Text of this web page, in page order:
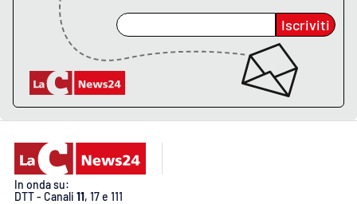
Lacapitalenews.it
Ilreggino.it
Cosenzachannel.it
Ilvibonese.it
Catanzarochannel.it
Iscriviti
In onda su:
DTT - Canali 11, 17 e 111